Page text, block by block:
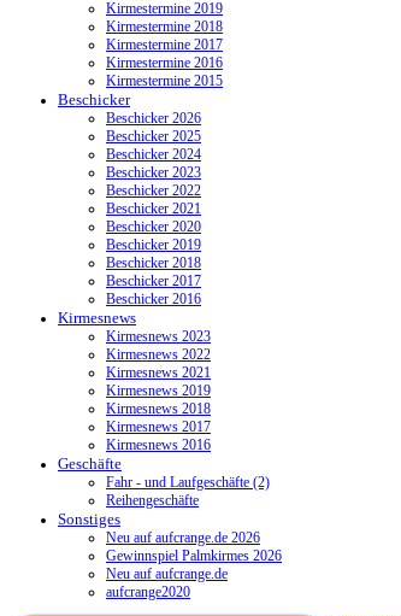
Kirmestermine 2019
Kirmestermine 2018
Kirmestermine 2017
Kirmestermine 2016
Kirmestermine 2015
Beschicker
Beschicker 2026
Beschicker 2025
Beschicker 2024
Beschicker 2023
Beschicker 2022
Beschicker 2021
Beschicker 2020
Beschicker 2019
Beschicker 2018
Beschicker 2017
Beschicker 2016
Kirmesnews
Kirmesnews 2023
Kirmesnews 2022
Kirmesnews 2021
Kirmesnews 2019
Kirmesnews 2018
Kirmesnews 2017
Kirmesnews 2016
Geschäfte
Fahr - und Laufgeschäfte (2)
Reihengeschäfte
Sonstiges
Neu auf aufcrange.de 2026
Gewinnspiel Palmkirmes 2026
Neu auf aufcrange.de
aufcrange2020